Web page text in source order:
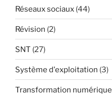
Réseaux sociaux (44)
Révision (2)
SNT (27)
Système d'exploitation (3)
Transformation numérique